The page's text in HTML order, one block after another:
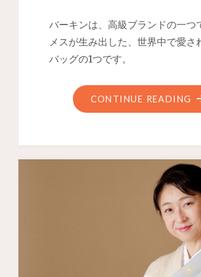
バーキンは、高級ブランドの一つ
メスが生み出した、世界中で愛さ
バッグの1つです。
CONTINUE READING